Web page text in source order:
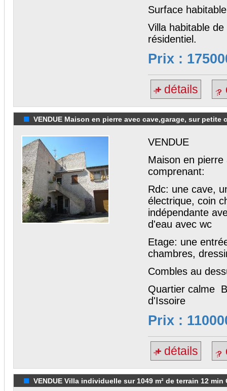
Surface
Villa habitable
résidentiel.
Prix :
détails
VENDUE Maison en pierre avec cave,garage, sur petite
VENDUE
Maison en
comprenant:
Rdc: une cave,
électrique, coin
indépendante
d'eau avec wc
Etage: une
chambres,
Combles au
Quartier calme
d'Issoire
Prix :
détails
VENDUE Villa individuelle sur 1049 m² de terrain 12